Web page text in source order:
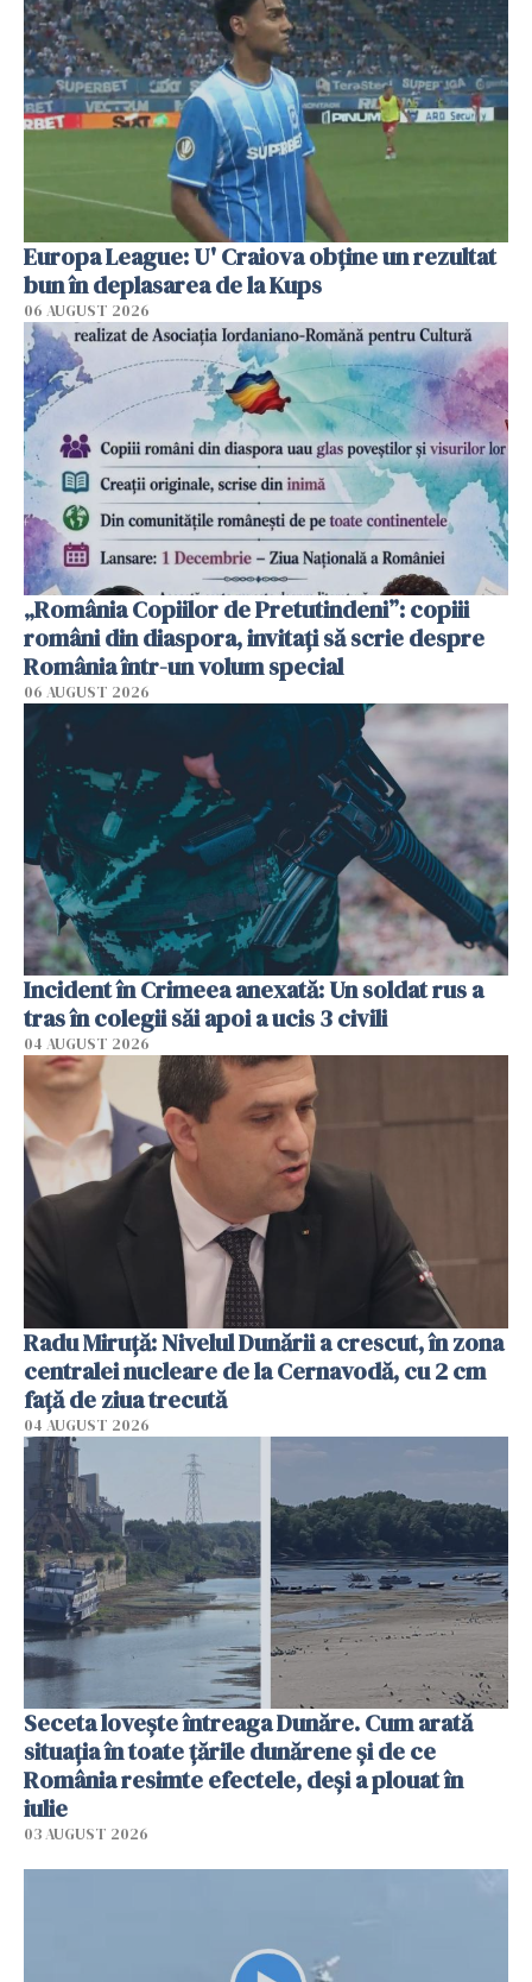
Europa League: U' Craiova obține un rezultat
bun în deplasarea de la Kups
06 AUGUST 2026
„România Copiilor de Pretutindeni”: copiii
români din diaspora, invitați să scrie despre
România într-un volum special
06 AUGUST 2026
Incident în Crimeea anexată: Un soldat rus a
tras în colegii săi apoi a ucis 3 civili
04 AUGUST 2026
Radu Miruţă: Nivelul Dunării a crescut, în zona
centralei nucleare de la Cernavodă, cu 2 cm
faţă de ziua trecută
04 AUGUST 2026
Seceta lovește întreaga Dunăre. Cum arată
situația în toate țările dunărene și de ce
România resimte efectele, deși a plouat în
iulie
03 AUGUST 2026